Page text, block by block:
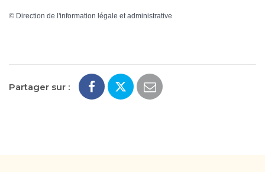
© Direction de l'information légale et administrative
Partager sur :